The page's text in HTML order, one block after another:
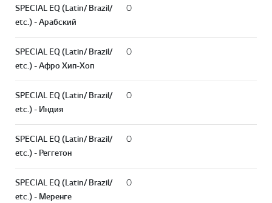
SPECIAL EQ (Latin/ Brazil/
etc.) - Арабский
O
SPECIAL EQ (Latin/ Brazil/
etc.) - Афро Хип-Хоп
O
SPECIAL EQ (Latin/ Brazil/
etc.) - Индия
O
SPECIAL EQ (Latin/ Brazil/
etc.) - Реггетон
O
SPECIAL EQ (Latin/ Brazil/
etc.) - Меренге
O